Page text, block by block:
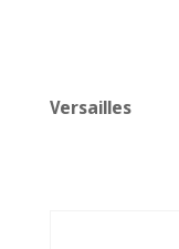
Versailles